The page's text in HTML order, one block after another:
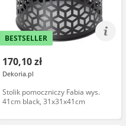
BESTSELLER
170,10 zł
Dekoria.pl
Stolik pomoczniczy Fabia wys.
41cm black, 31x31x41cm